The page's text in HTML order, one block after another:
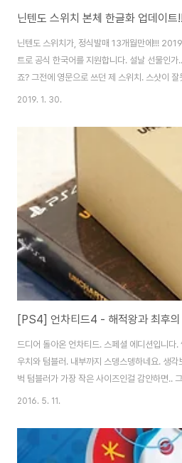
닌텐도 스위치 본체 한글화 업데이트!!
닌텐도 스위치가, 정식발매 13개월만에!!!
트로 공식 한국어를 지원합니다. 설날 선물인가
죠? 그전에 영문으로 쓰던 제 스위치. 스샷이
Setting > System > System Update 로 들
요? ^^ 메뉴가 전부 한글로 잘 출력됩니다. 언
로 번역한 것 같은데.. 몇몇 어색한 번역이 존재
다. 아직 완벽하지 않은 모습을 보이는데.. 대표
자판이 없습니다. ㄷㄷㄷ 그런데 또 SNS ..
2019. 1. 30.
[PS4] 언차티드4 - 해적왕과 최후의
드디어 돌아온 언차티드. 스페셜 에디션입니다
우치와 텀블러. 내부까지 스뎅스뎅하네요. 생
벅 텀블러가 가장 작은 사이즈인걸 감안하면..
사이즈 정도네요. 스페셜 에디션 전용 아웃케이
틀, 스틸북, 아트북이 한번에! 엘레나 짜응.. 배
서도 상당한 수준을 보여주네요. 게임 하면서
2016. 5. 11.